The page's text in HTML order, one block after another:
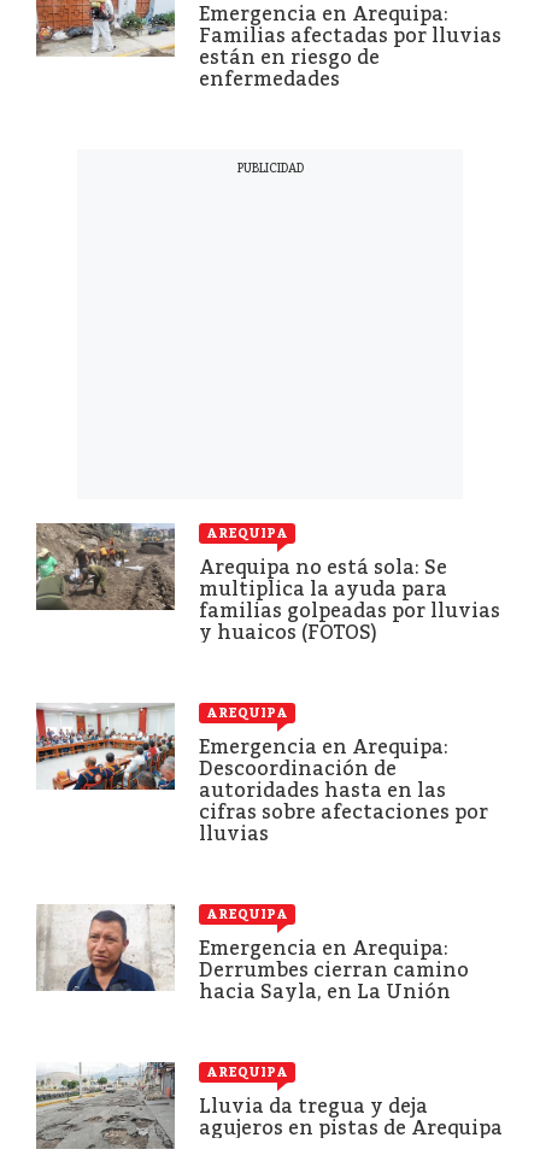
Emergencia en Arequipa:
Familias afectadas por lluvias
están en riesgo de
enfermedades
AREQUIPA
Arequipa no está sola: Se
multiplica la ayuda para
familias golpeadas por lluvias
y huaicos (FOTOS)
AREQUIPA
Emergencia en Arequipa:
Descoordinación de
autoridades hasta en las
cifras sobre afectaciones por
lluvias
AREQUIPA
Emergencia en Arequipa:
Derrumbes cierran camino
hacia Sayla, en La Unión
AREQUIPA
Lluvia da tregua y deja
agujeros en pistas de Arequipa